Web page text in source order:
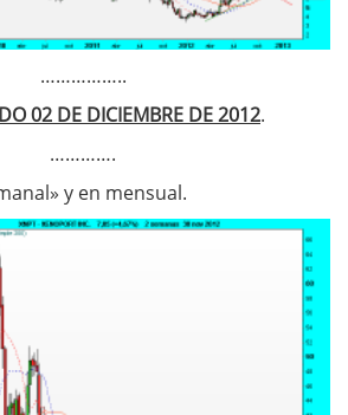
……………..
02 DE DICIEMBRE DE 2012.
………….
y en mensual.